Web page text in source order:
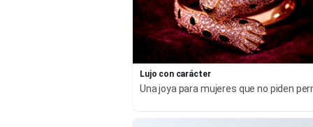
Lujo con carácter
Una joya para mujeres que no piden